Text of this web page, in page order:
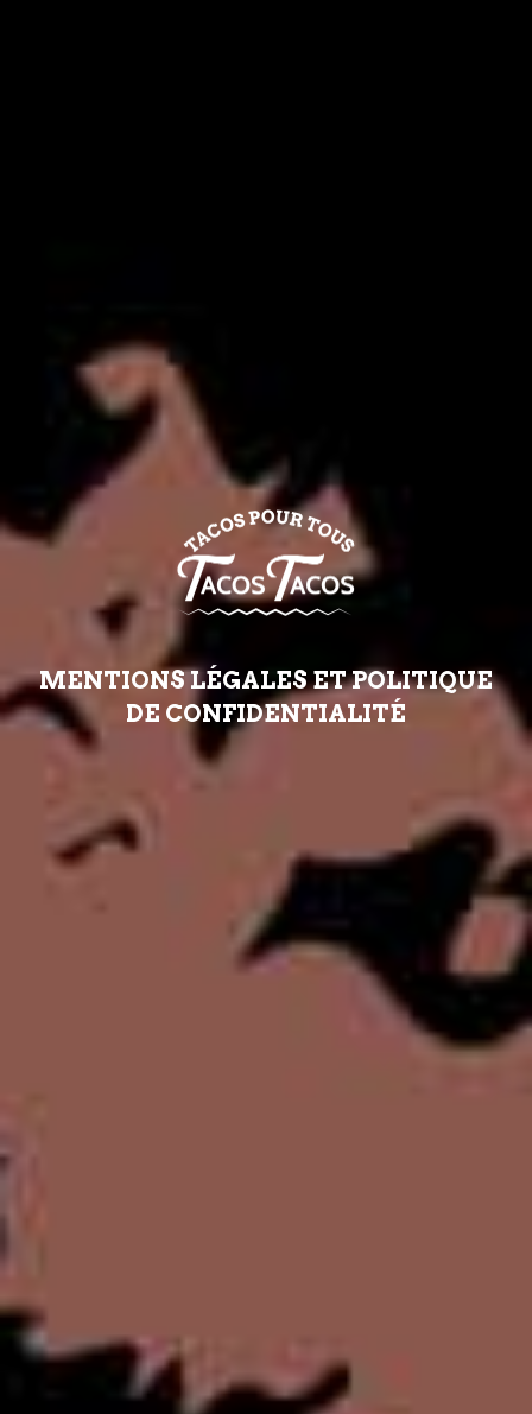
MENTIONS LÉGALES ET POLITIQUE
DE CONFIDENTIALITÉ